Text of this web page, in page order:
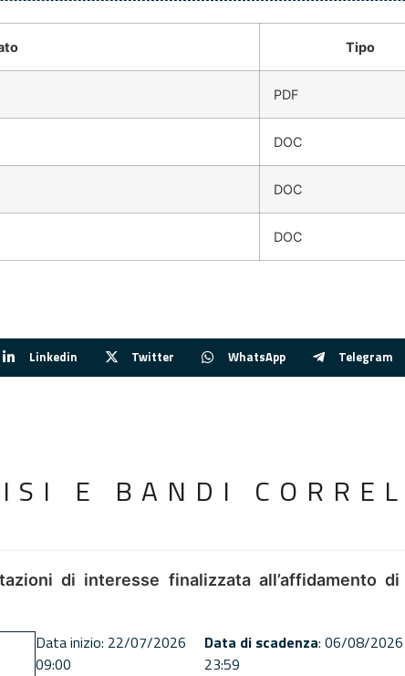
Tipo
PDF
DOC
DOC
DOC
Linkedin Twitter WhatsApp Telegram
E BANDI
di interesse finalizzata all’affidamento
Data inizio: 22/07/2026
09:00
Data di scadenza: 06/08/2026
23:59